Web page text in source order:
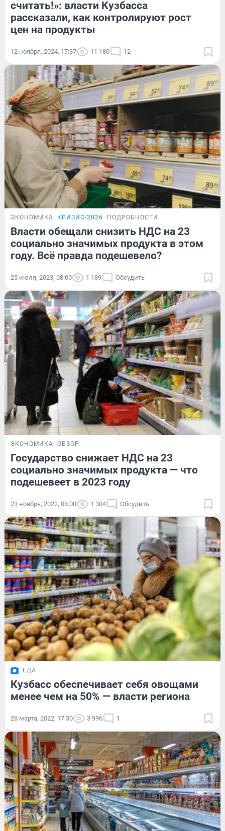
считать!»: власти Кузбасса
рассказали, как контролируют рост
цен на продукты
12 ноября, 2024, 17:37 11 180 12
ЭКОНОМИКА КРИЗИС-2026 ПОДРОБНОСТИ
Власти обещали снизить НДС на 23
социально значимых продукта в этом
году. Всё правда подешевело?
25 июля, 2023, 08:00 1 189 Обсудить
ЭКОНОМИКА ОБЗОР
Государство снижает НДС на 23
социально значимых продукта — что
подешевеет в 2023 году
23 ноября, 2022, 08:00 1 304 Обсудить
ЕДА
Кузбасс обеспечивает себя овощами
менее чем на 50% — власти региона
28 марта, 2022, 17:30 3 996 1